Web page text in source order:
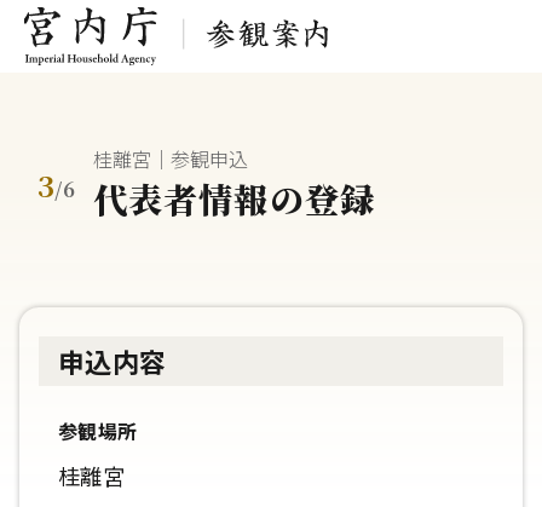
3/6
桂離宮｜参観申込
代表者情報の登録
申込内容
参観場所
桂離宮